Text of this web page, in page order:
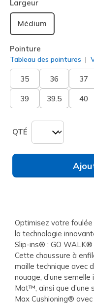
Largeur
Médium
Pointure
Tableau des pointures
35 36 37
39 39.5 40
QTÉ
Optimisez votre
la technologie
Slip-ins® : GO WALK®
Cette chaussure à
maille technique avec
nouage, d’une
Mat™, ainsi que d’une
Max Cushioning®